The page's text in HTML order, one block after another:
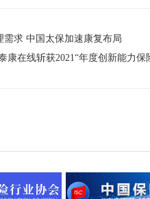
需求 中国太保加速康复布局
康在线斩获2021“年度创新能力保